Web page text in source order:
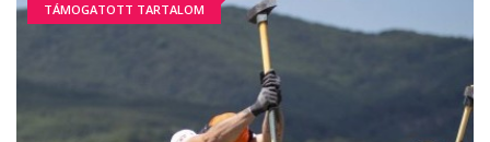
TÁMOGATOTT TARTALOM